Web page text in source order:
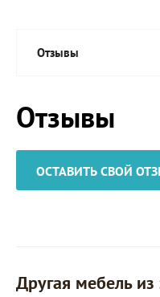
Отзывы
Отзывы
ОСТАВИТЬ СВОЙ
Другая мебель